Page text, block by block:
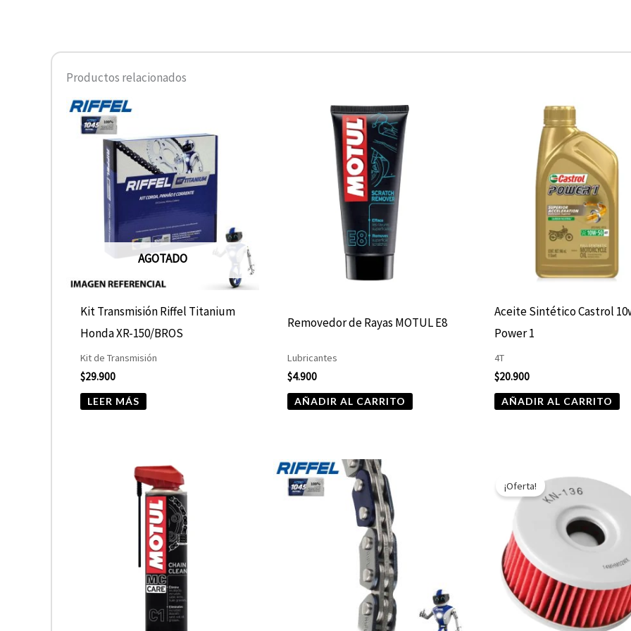
Productos relacionados
AGOTADO
Kit Transmisión Riffel Titanium
Honda XR-150/BROS
Kit de Transmisión
$29.900
LEER MÁS
Removedor de Rayas MOTUL E8
Lubricantes
$4.900
AÑADIR AL CARRITO
Aceite Sintético Castrol
Power 1
4T
$20.900
AÑADIR AL CARRITO
¡Oferta!
precio
original
$7.590.
precio
actual
es:
$3.795.